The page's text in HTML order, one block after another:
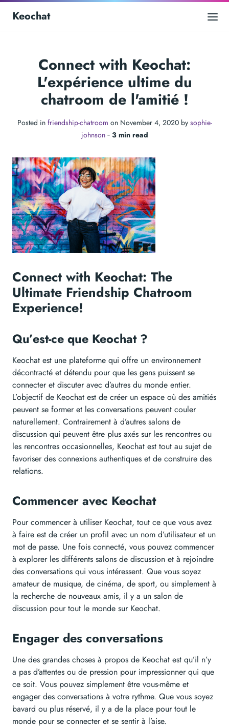
Keochat
Connect with Keochat:
L'expérience ultime du
chatroom de l'amitié !
Posted in friendship-chatroom on November 4, 2020 by sophie-
johnson‐ 3 min read
Connect with Keochat: The
Ultimate Friendship Chatroom
Experience!
Qu’est-ce que Keochat ?
Keochat est une plateforme qui offre un environnement
décontracté et détendu pour que les gens puissent se
connecter et discuter avec d’autres du monde entier.
L’objectif de Keochat est de créer un espace où des amitiés
peuvent se former et les conversations peuvent couler
naturellement. Contrairement à d’autres salons de
discussion qui peuvent être plus axés sur les rencontres ou
les rencontres occasionnelles, Keochat est tout au sujet de
favoriser des connexions authentiques et de construire des
relations.
Commencer avec Keochat
Pour commencer à utiliser Keochat, tout ce que vous avez
à faire est de créer un profil avec un nom d’utilisateur et un
mot de passe. Une fois connecté, vous pouvez commencer
à explorer les différents salons de discussion et à rejoindre
des conversations qui vous intéressent. Que vous soyez
amateur de musique, de cinéma, de sport, ou simplement à
la recherche de nouveaux amis, il y a un salon de
discussion pour tout le monde sur Keochat.
Engager des conversations
Une des grandes choses à propos de Keochat est qu’il n’y
a pas d’attentes ou de pression pour impressionner qui que
ce soit. Vous pouvez simplement être vous-même et
engager des conversations à votre rythme. Que vous soyez
bavard ou plus réservé, il y a de la place pour tout le
monde pour se connecter et se sentir à l’aise.